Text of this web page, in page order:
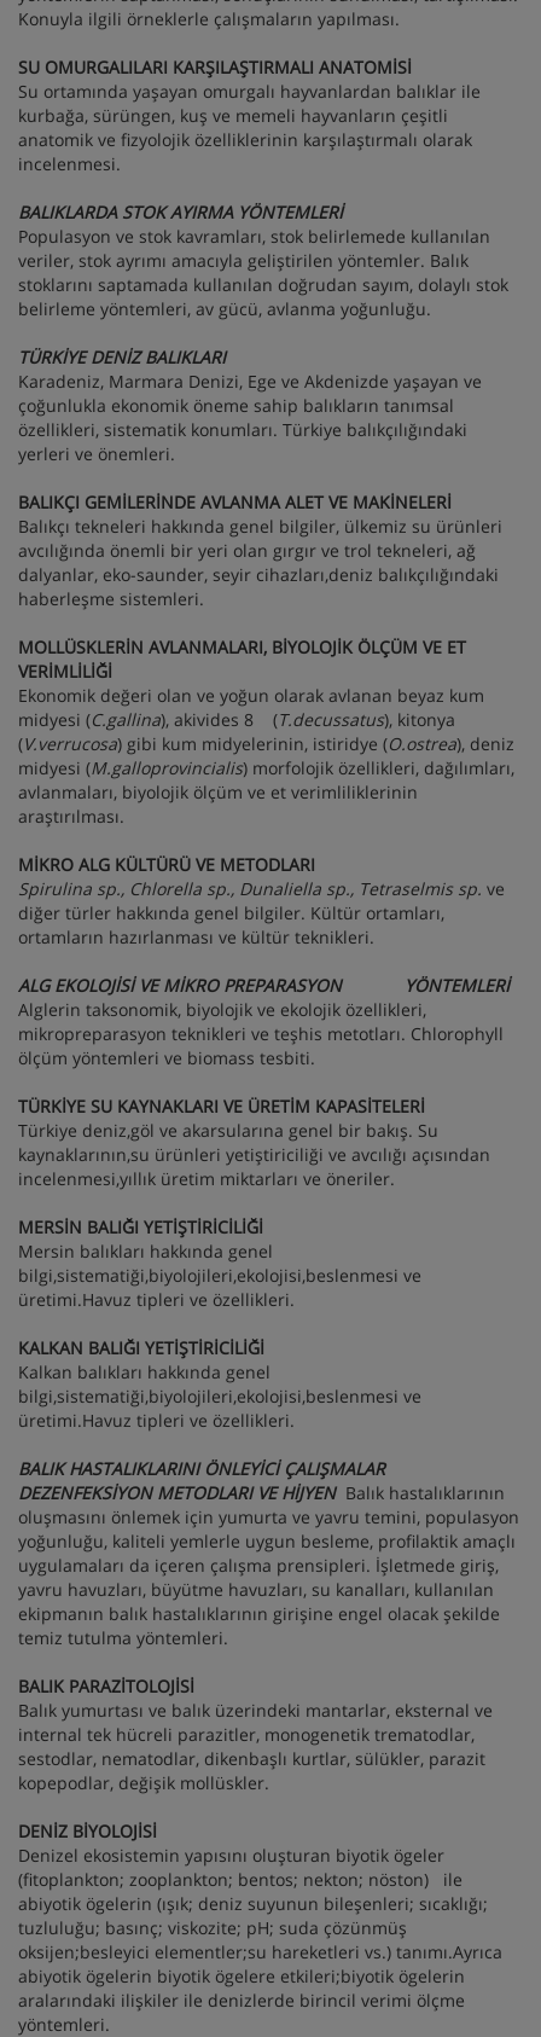
Konuyla ilgili örneklerle çalışmaların yapılması.
SU OMURGALILARI KARŞILAŞTIRMALI ANATOMİSİ
Su ortamında yaşayan omurgalı hayvanlardan balıklar ile
kurbağa, sürüngen, kuş ve memeli hayvanların çeşitli
anatomik ve fizyolojik özelliklerinin karşılaştırmalı olarak
incelenmesi.
BALIKLARDA STOK AYIRMA YÖNTEMLERİ
Populasyon ve stok kavramları, stok belirlemede kullanılan
veriler, stok ayrımı amacıyla geliştirilen yöntemler. Balık
stoklarını saptamada kullanılan doğrudan sayım, dolaylı stok
belirleme yöntemleri, av gücü, avlanma yoğunluğu.
TÜRKİYE DENİZ BALIKLARI
Karadeniz, Marmara Denizi, Ege ve Akdenizde yaşayan ve
çoğunlukla ekonomik öneme sahip balıkların tanımsal
özellikleri, sistematik konumları. Türkiye balıkçılığındaki
yerleri ve önemleri.
BALIKÇI GEMİLERİNDE AVLANMA ALET VE MAKİNELERİ
Balıkçı tekneleri hakkında genel bilgiler, ülkemiz su ürünleri
avcılığında önemli bir yeri olan gırgır ve trol tekneleri, ağ
dalyanlar, eko-saunder, seyir cihazları,deniz balıkçılığındaki
haberleşme sistemleri.
MOLLÜSKLERİN AVLANMALARI, BİYOLOJİK ÖLÇÜM VE ET
VERİMLİLİĞİ
Ekonomik değeri olan ve yoğun olarak avlanan beyaz kum
midyesi (C.gallina), akivides 8 (T.decussatus), kitonya
(V.verrucosa) gibi kum midyelerinin, istiridye (O.ostrea), deniz
midyesi (M.galloprovincialis) morfolojik özellikleri, dağılımları,
avlanmaları, biyolojik ölçüm ve et verimliliklerinin
araştırılması.
MİKRO ALG KÜLTÜRÜ VE METODLARI
Spirulina sp., Chlorella sp., Dunaliella sp., Tetraselmis sp. ve
diğer türler hakkında genel bilgiler. Kültür ortamları,
ortamların hazırlanması ve kültür teknikleri.
ALG EKOLOJİSİ VE MİKRO PREPARASYON
YÖNTEMLERİ
Alglerin taksonomik, biyolojik ve ekolojik özellikleri,
mikropreparasyon teknikleri ve teşhis metotları. Chlorophyll
ölçüm yöntemleri ve biomass tesbiti.
TÜRKİYE SU KAYNAKLARI VE ÜRETİM KAPASİTELERİ
Türkiye deniz,göl ve akarsularına genel bir bakış. Su
kaynaklarının,su ürünleri yetiştiriciliği ve avcılığı açısından
incelenmesi,yıllık üretim miktarları ve öneriler.
MERSİN BALIĞI YETİŞTİRİCİLİĞİ
Mersin balıkları hakkında genel
bilgi,sistematiği,biyolojileri,ekolojisi,beslenmesi ve
üretimi.Havuz tipleri ve özellikleri.
KALKAN BALIĞI YETİŞTİRİCİLİĞİ
Kalkan balıkları hakkında genel
bilgi,sistematiği,biyolojileri,ekolojisi,beslenmesi ve
üretimi.Havuz tipleri ve özellikleri.
BALIK HASTALIKLARINI ÖNLEYİCİ ÇALIŞMALAR
DEZENFEKSİYON METODLARI VE HİJYEN Balık hastalıklarının
oluşmasını önlemek için yumurta ve yavru temini, populasyon
yoğunluğu, kaliteli yemlerle uygun besleme, profilaktik amaçlı
uygulamaları da içeren çalışma prensipleri. İşletmede giriş,
yavru havuzları, büyütme havuzları, su kanalları, kullanılan
ekipmanın balık hastalıklarının girişine engel olacak şekilde
temiz tutulma yöntemleri.
BALIK PARAZİTOLOJİSİ
Balık yumurtası ve balık üzerindeki mantarlar, eksternal ve
internal tek hücreli parazitler, monogenetik trematodlar,
sestodlar, nematodlar, dikenbaşlı kurtlar, sülükler, parazit
kopepodlar, değişik mollüskler.
DENİZ BİYOLOJİSİ
Denizel ekosistemin yapısını oluşturan biyotik ögeler
(fitoplankton; zooplankton; bentos; nekton; nöston) ile
abiyotik ögelerin (ışık; deniz suyunun bileşenleri; sıcaklığı;
tuzluluğu; basınç; viskozite; pH; suda çözünmüş
oksijen;besleyici elementler;su hareketleri vs.) tanımı.Ayrıca
abiyotik ögelerin biyotik ögelere etkileri;biyotik ögelerin
aralarındaki ilişkiler ile denizlerde birincil verimi ölçme
yöntemleri.